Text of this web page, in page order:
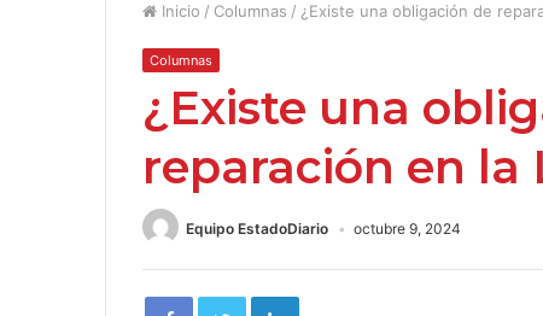
Inicio / Columnas / ¿Existe una obligación de
Columnas
¿Existe una
reparación en la
Equipo EstadoDiario octubre 9, 2024